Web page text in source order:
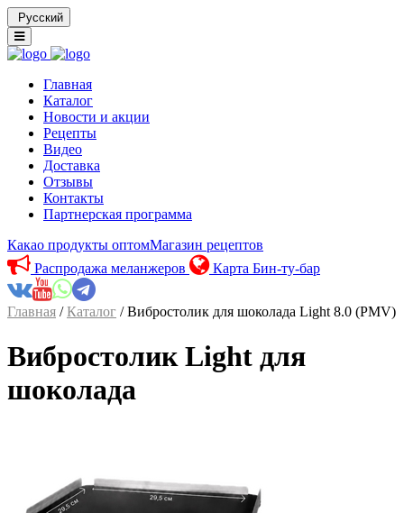
Русский
Главная
Каталог
Новости и акции
Рецепты
Видео
Доставка
Отзывы
Контакты
Партнерская программа
Какао продукты оптомМагазин рецептов
Распродажа меланжеров
Карта Бин-ту-бар
Главная /Каталог / Вибростолик для шоколада Light 8.0 (PMV)
Вибростолик Light для
шоколада